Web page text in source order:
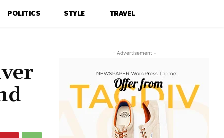
POLITICS STYLE TRAVEL
- Advertisement -